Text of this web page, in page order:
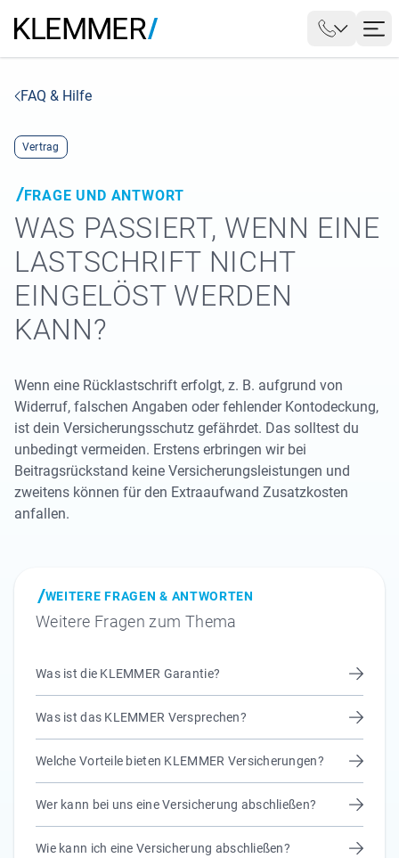
FAQ & Hilfe
Vertrag
FRAGE UND ANTWORT
WAS PASSIERT, WENN EINE
LASTSCHRIFT NICHT
EINGELÖST WERDEN
KANN?
Wenn eine Rücklastschrift erfolgt, z. B. aufgrund von
Widerruf, falschen Angaben oder fehlender Kontodeckung,
ist dein Versicherungsschutz gefährdet. Das solltest du
unbedingt vermeiden. Erstens erbringen wir bei
Beitragsrückstand keine Versicherungsleistungen und
zweitens können für den Extraaufwand Zusatzkosten
anfallen.
WEITERE FRAGEN & ANTWORTEN
Weitere Fragen zum Thema
Was ist die KLEMMER Garantie?
Was ist das KLEMMER Versprechen?
Welche Vorteile bieten KLEMMER Versicherungen?
Wer kann bei uns eine Versicherung abschließen?
Wie kann ich eine Versicherung abschließen?